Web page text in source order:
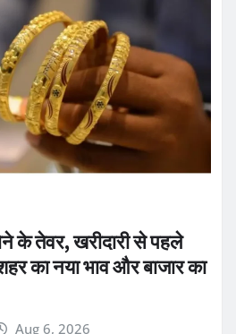
के तेवर, खरीदारी से पहले
का नया भाव और बाजार का
Aug 6, 2026